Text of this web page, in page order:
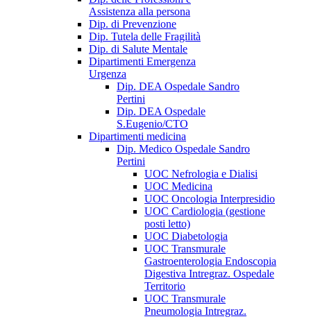
Assistenza alla persona
Dip. di Prevenzione
Dip. Tutela delle Fragilità
Dip. di Salute Mentale
Dipartimenti Emergenza
Urgenza
Dip. DEA Ospedale Sandro
Pertini
Dip. DEA Ospedale
S.Eugenio/CTO
Dipartimenti medicina
Dip. Medico Ospedale Sandro
Pertini
UOC Nefrologia e Dialisi
UOC Medicina
UOC Oncologia Interpresidio
UOC Cardiologia (gestione
posti letto)
UOC Diabetologia
UOC Transmurale
Gastroenterologia Endoscopia
Digestiva Intregraz. Ospedale
Territorio
UOC Transmurale
Pneumologia Intregraz.